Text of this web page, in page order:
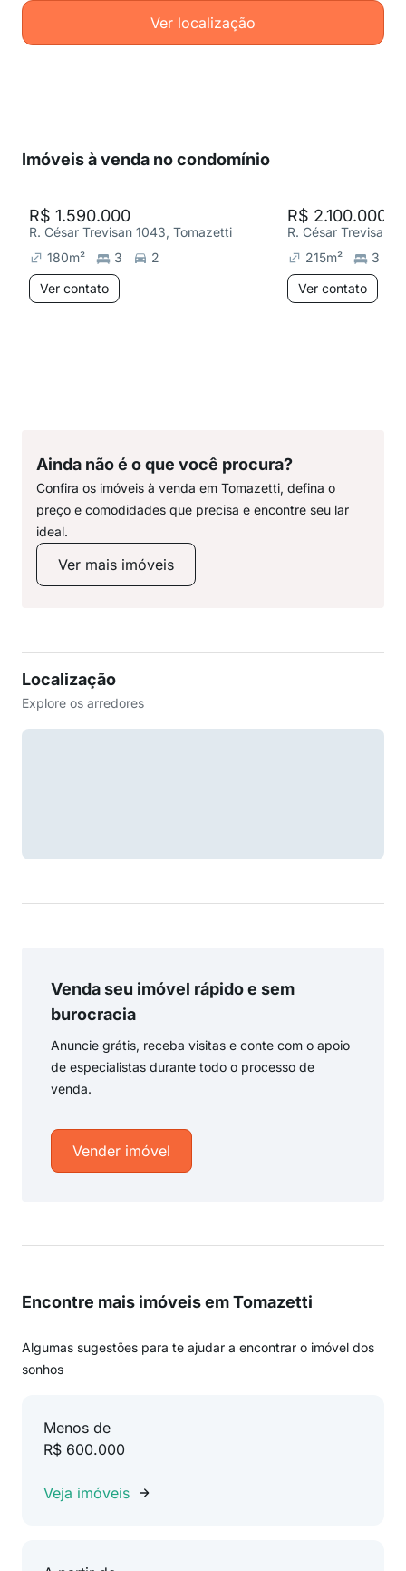
Ver localização
Imóveis à venda no condomínio
R$ 1.590.000
R. César Trevisan 1043, Tomazetti
180m² 3
2
Ver contato
R$ 2.100.000
R. César Trevisan
215m²
3
Ver contato
Ainda não é o que você procura?
Confira os imóveis à venda em Tomazetti, defina o
preço e comodidades que precisa e encontre seu lar
ideal.
Ver mais imóveis
Localização
Explore os arredores
Venda seu imóvel rápido e sem
burocracia
Anuncie grátis, receba visitas e conte com o apoio
de especialistas durante todo o processo de
venda.
Vender imóvel
Encontre mais imóveis em Tomazetti
Algumas sugestões para te ajudar a encontrar o imóvel dos
sonhos
Menos de
R$ 600.000
Veja imóveis